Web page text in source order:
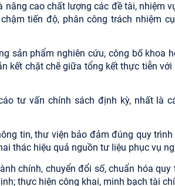
nâng cao chất lượng các đề tài, nhiệm
tiến độ, phân công trách nhiệm
sản phẩm nghiên cứu, công bố khoa
kết chặt chẽ giữa tổng kết thực tiễn
tư vấn chính sách định kỳ, nhất là
tin, thư viện bảo đảm đúng quy
thác hiệu quả nguồn tư liệu phục vụ
chính, chuyển đổi số, chuẩn hóa
thực hiện công khai, minh bạch tài